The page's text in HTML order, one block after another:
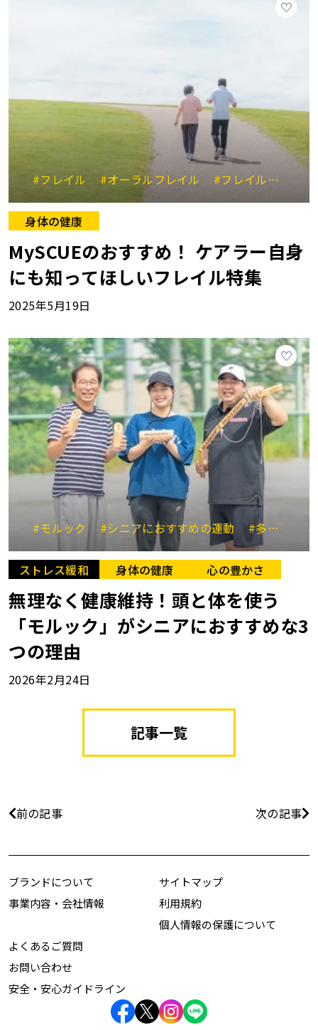
#フレイル #オーラルフレイル #フレイル予防
身体の健康
MySCUEのおすすめ！ ケアラー自身
にも知ってほしいフレイル特集
2025年5月19日
#モルック #シニアにおすすめの運動 #多世代交流
ストレス緩和 身体の健康 心の豊かさ
無理なく健康維持！頭と体を使う
「モルック」がシニアにおすすめな3
つの理由
2026年2月24日
記事一覧
前の記事 次の記事
ブランドについて
事業内容・会社情報
サイトマップ
利用規約
個人情報の保護について
よくあるご質問
お問い合わせ
安全・安心ガイドライン